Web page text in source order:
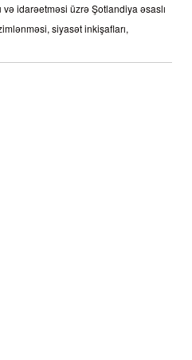
idarəetməsi üzrə Şotlandiya əsaslı
siyasət inkişafları,